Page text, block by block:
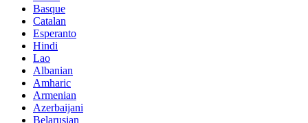
Basque
Catalan
Esperanto
Hindi
Lao
Albanian
Amharic
Armenian
Azerbaijani
Belarusian